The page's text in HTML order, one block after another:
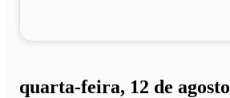
quarta-feira, 12 de agosto